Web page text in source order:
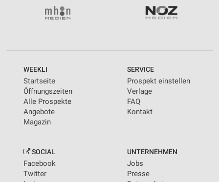
WEEKLI
Startseite
Öffnungszeiten
Alle Prospekte
Angebote
Magazin
SERVICE
Prospekt einstellen
Verlage
FAQ
Kontakt
SOCIAL
Facebook
Twitter
UNTERNEHMEN
Jobs
Presse